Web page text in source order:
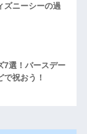
ズニーシーの過
7選！バースデー
祝おう！